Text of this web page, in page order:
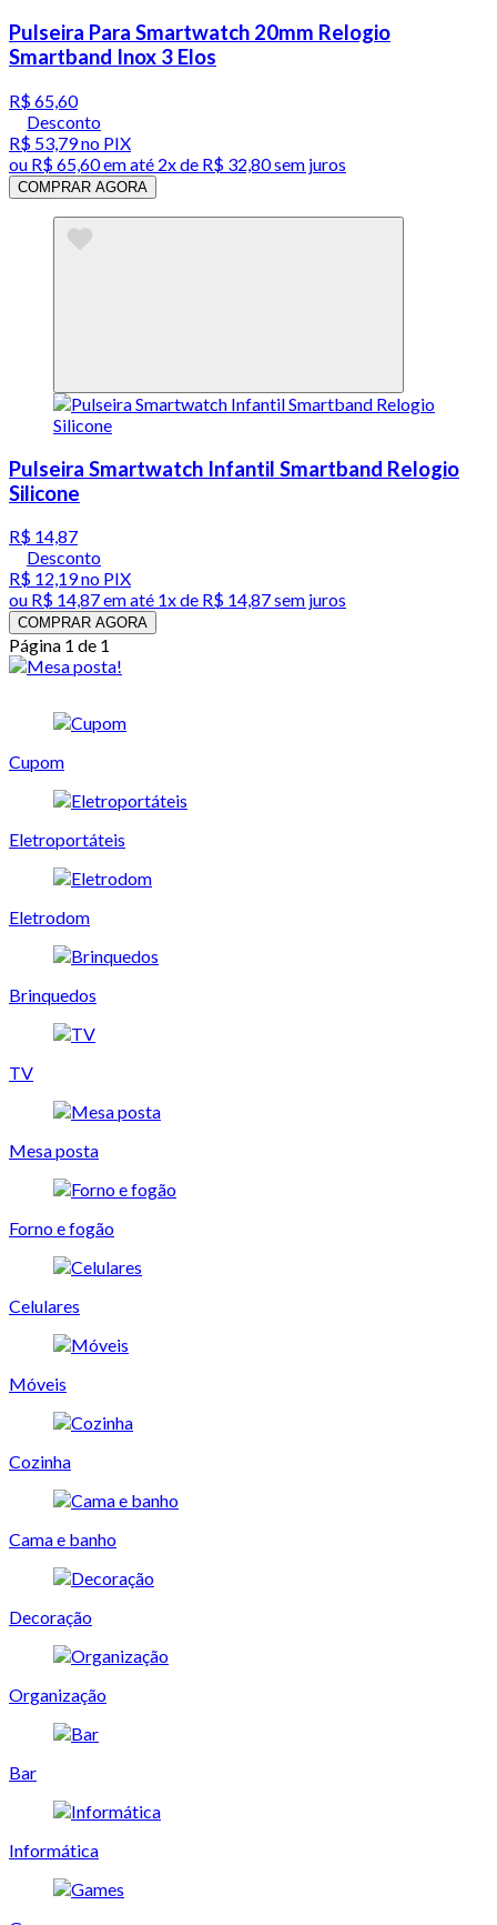
Pulseira Para Smartwatch 20mm Relogio
Smartband Inox 3 Elos
R$ 65,60
Desconto
R$ 53,79no PIX
ou R$ 65,60em até 2x de R$ 32,80 sem juros
COMPRAR AGORA
Pulseira Smartwatch Infantil Smartband Relogio
Silicone
R$ 14,87
Desconto
R$ 12,19no PIX
ou R$ 14,87em até 1x de R$ 14,87sem juros
COMPRAR AGORA
Página 1 de 1
Cupom
Eletroportáteis
Eletrodom
Brinquedos
TV
Mesa posta
Forno e fogão
Celulares
Móveis
Cozinha
Cama e banho
Decoração
Organização
Bar
Informática